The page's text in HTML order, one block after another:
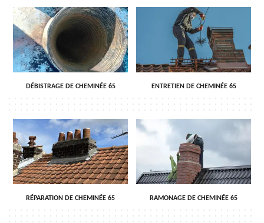
DÉBISTRAGE DE CHEMINÉE 65 ENTRETIEN DE CHEMINÉE 65
RÉPARATION DE CHEMINÉE 65 RAMONAGE DE CHEMINÉE 65